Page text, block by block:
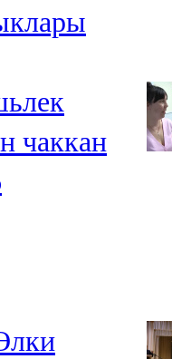
чаккан